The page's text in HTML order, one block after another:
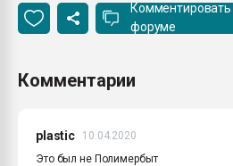
Комментировать
форуме
Комментарии
plastic
10.04.2020
Это был не Полимербыт